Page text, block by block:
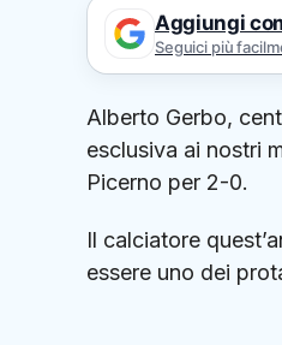
Aggiungi
Seguici più
Alberto Gerbo,
esclusiva ai nostri
Picerno per 2-0.
Il calciatore
essere uno dei